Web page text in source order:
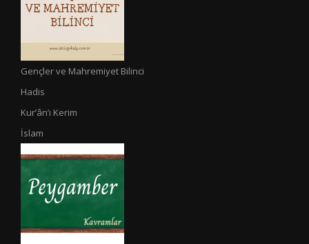
Gençler ve Mahremiyet Bilinci
Hadis
Kur’ân’ı Kerim
İslam